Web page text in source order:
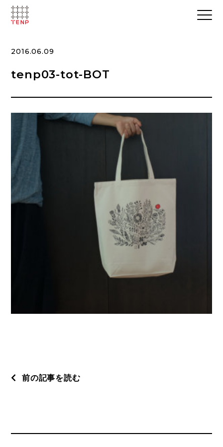
2016.06.09
tenp03-tot-BOT
前の記事を読む